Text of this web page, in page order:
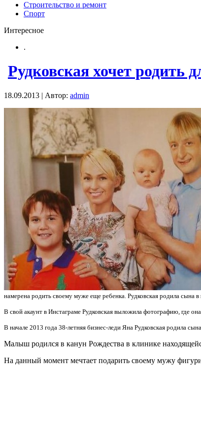
Строительство и ремонт
Спорт
Интересное
.
Рудковская хочет
18.09.2013 | Автор: admin
намерена родить своему муже еще ребенка. Рудковская родила сына
В свой акаунт в Инстаграме Рудковская выложила фотографию,
В начале 2013 года 38-летняя бизнес-леди Яна Рудковская родила
Малыш родился в канун Рождества в клинике
На данный момент мечтает подарить своему мужу